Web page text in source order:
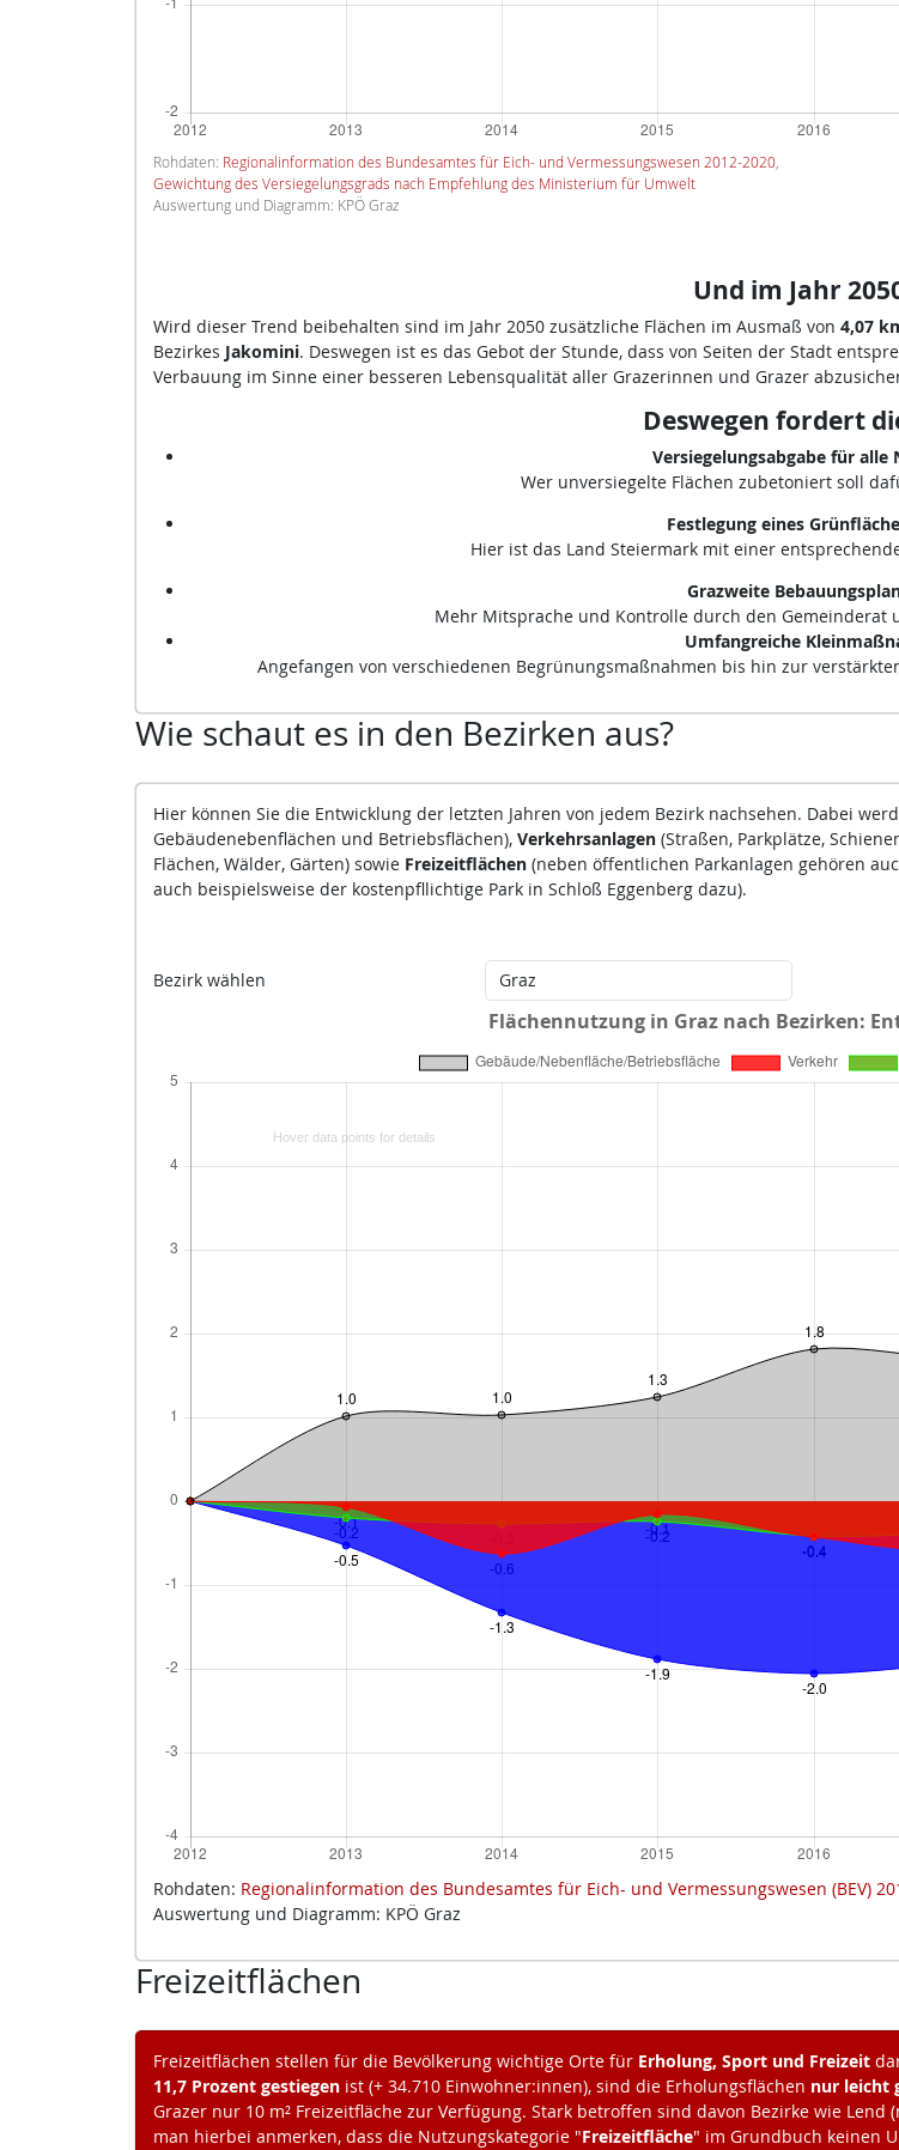
Rohdaten: Regionalinformation des Bundesamtes für Eich- und Vermessungswesen 2012-2020,
Gewichtung des Versiegelungsgrads nach Empfehlung des Ministerium für Umwelt
Auswertung und Diagramm: KPÖ Graz
Und im Jahr
Wird dieser Trend beibehalten sind im Jahr 2050 zusätzliche Flächen im Ausmaß von 4,07
Bezirkes Jakomini. Deswegen ist es das Gebot der Stunde, dass von Seiten der Stadt
Verbauung im Sinne einer besseren Lebensqualität aller Grazerinnen und Grazer
Deswegen fordert
Versiegelungsabgabe für alle
Wer unversiegelte Flächen zubetoniert soll
Festlegung eines
Hier ist das Land Steiermark mit einer
Grazweite
Mehr Mitsprache und Kontrolle durch den Gemeinderat
Umfangreiche
Angefangen von verschiedenen Begrünungsmaßnahmen bis hin zur
Wie schaut es in den Bezirken aus?
Hier können Sie die Entwicklung der letzten Jahren von jedem Bezirk nachsehen. Dabei
Gebäudenebenflächen und Betriebsflächen), Verkehrsanlagen (Straßen, Parkplätze,
Flächen, Wälder, Gärten) sowie Freizeitflächen (neben öffentlichen Parkanlagen gehören
auch beispielsweise der kostenpfllichtige Park in Schloß Eggenberg dazu).
Bezirk wählen
Rohdaten: Regionalinformation des Bundesamtes für Eich- und Vermessungswesen (BEV)
Auswertung und Diagramm: KPÖ Graz
Freizeitflächen
Freizeitflächen stellen für die Bevölkerung wichtige Orte für Erholung, Sport und Freizeit
11,7 Prozent gestiegenist (+ 34.710 Einwohner:innen), sind die Erholungsflächen nur leicht
Grazer nur 10 m² Freizeitfläche zur Verfügung. Stark betroffen sind davon Bezirke wie Lend
man hierbei anmerken, dass die Nutzungskategorie "Freizeitfläche" im Grundbuch keinen